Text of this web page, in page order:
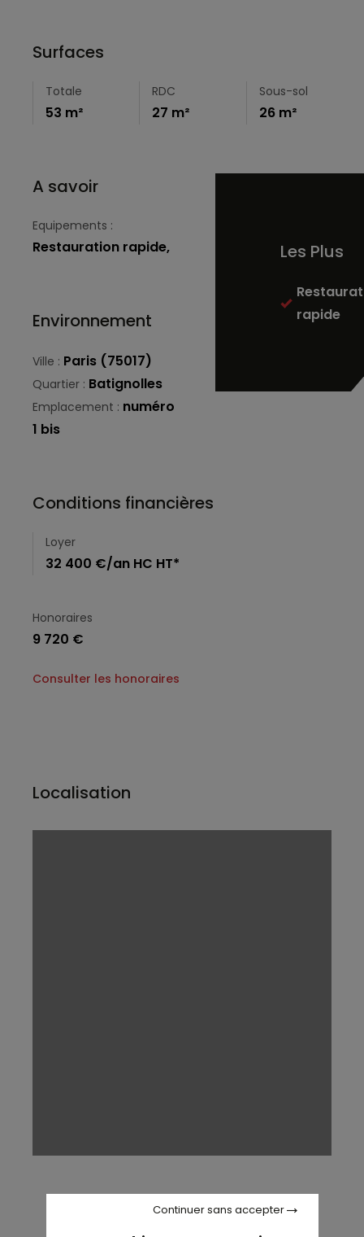
Surfaces
Totale
53 m²
RDC
27 m²
Sous-sol
26 m²
Les Plus
rapide
A savoir
Equipements :
Restauration rapide,
Environnement
Ville : Paris (75017)
Quartier : Batignolles
Emplacement : numéro
1 bis
Conditions financières
Loyer
32 400 €/an HC HT*
Honoraires
9 720 €
Consulter les honoraires
Localisation
Continuer sans accepter